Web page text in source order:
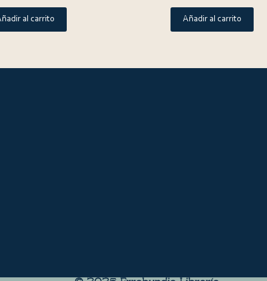
al carrito Añadir al carrito